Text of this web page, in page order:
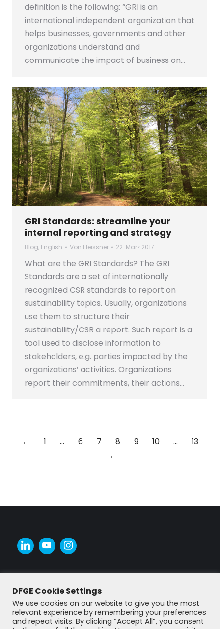
definition is the following: “GRI is an
international independent organization that
helps businesses, governments and other
organizations understand and
communicate the impact of business on…
GRI Standards: streamline your
internal reporting and strategy
Blog, English Von Fleissner 22. März 2017
What are the GRI Standards? The GRI
Standards are a set of internationally
recognized CSR standards to report on
sustainability topics. Usually, organizations
use them to structure their
sustainability/CSR a report. Such report is a
tool used to disclose information to
stakeholders, e.g. parties impacted by the
organizations’ activities. Organizations
report their commitments, their actions…
← 1 … 6 7 8 9 10 …
13
→
DFGE Cookie Settings
We use cookies on our website to give you the most
relevant experience by remembering your preferences
and repeat visits. By clicking “Accept All”, you consent